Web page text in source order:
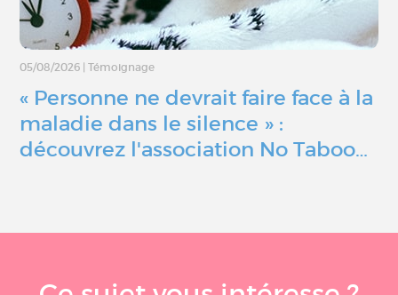
05/08/2026 | Témoignage
« Personne ne devrait faire face à la
maladie dans le silence » :
découvrez l'association No Taboo…